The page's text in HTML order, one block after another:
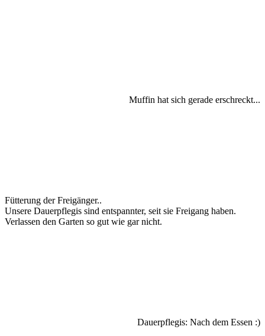
Muffin hat sich gerade erschreckt...
Fütterung der Freigänger..
Unsere Dauerpflegis sind entspannter, seit sie Freigang haben.
Verlassen den Garten so gut wie gar nicht.
Dauerpflegis: Nach dem Essen :)